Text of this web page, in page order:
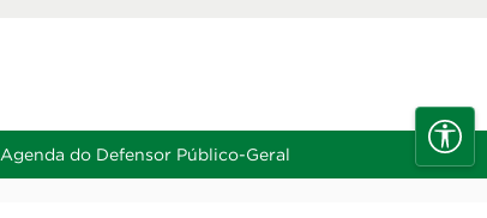
Agenda do Defensor Público-Geral